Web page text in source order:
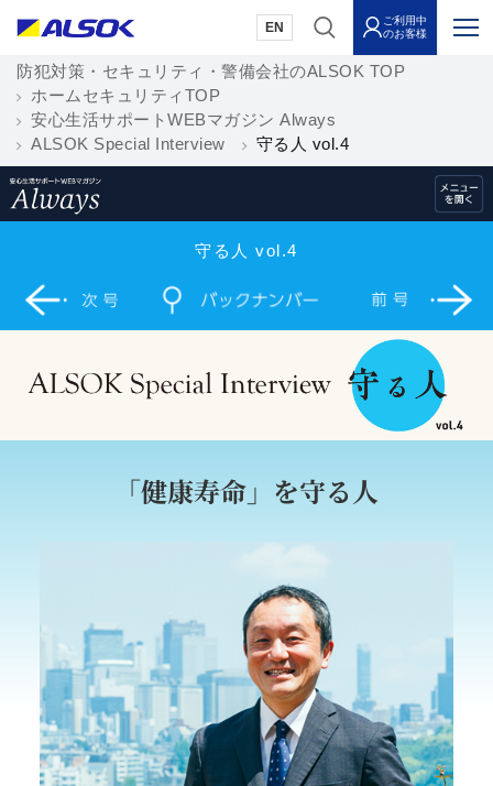
EN
ご利用中
のお客様
防犯対策・セキュリティ・警備会社のALSOK TOP
ホームセキュリティTOP
安心生活サポートWEBマガジン Always
ALSOK Special Interview
守る人 vol.4
守る人 vol.4
「健康寿命」を守る人